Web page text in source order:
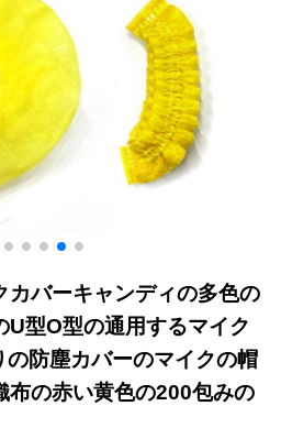
カバーキャンディの多色の
U型O型の通用するマイク
防塵カバーのマイクの帽
布の赤い黄色の200包みの